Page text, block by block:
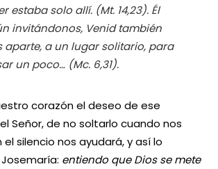
estaba solo allí. (Mt. 14,23). Él
invitándonos, Venid también
aparte, a un lugar solitario, para
un poco… (Mc. 6,31).
corazón el deseo de ese
Señor, de no soltarlo cuando nos
silencio nos ayudará, y así lo
entiendo que Dios se mete